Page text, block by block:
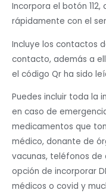
Incorpora el botón
rápidamente con el
Incluye los contactos
contacto, además a
el código Qr ha sido
Puedes incluir toda la
en caso de
medicamentos que
médico, donante de
vacunas, teléfonos
opción de incorporar
médicos o covid y